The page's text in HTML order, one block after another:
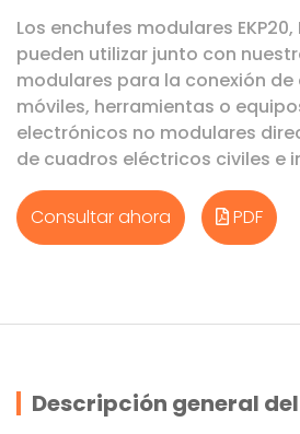
Los enchufes modulares EKP20,
pueden utilizar junto con
modulares para la conexión
móviles, herramientas o
electrónicos no modulares
de cuadros eléctricos civiles e
Consultar ahora PDF
Descripción general